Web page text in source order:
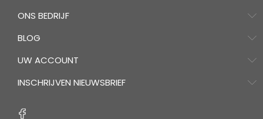
ONS BEDRIJF
BLOG
UW ACCOUNT
INSCHRIJVEN NIEUWSBRIEF